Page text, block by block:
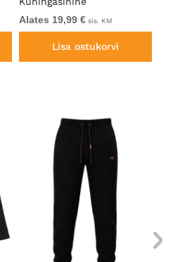
Alates 19,99 € sis. KM
Lisa ostukorvi